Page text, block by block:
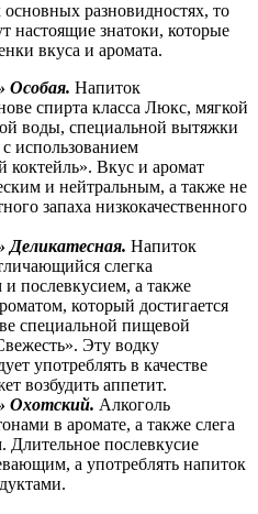
разновидностях, то
настоящие знатоки, которые
вкуса и аромата.
Особая. Напиток
спирта класса Люкс, мягкой
воды, специальной вытяжки
использованием
коктейль». Вкус и аромат
и нейтральным, а также не
запаха низкокачественного
Деликатесная. Напиток
слегка
послевкусием, а также
который достигается
специальной пищевой
Эту водку
употреблять в качестве
возбудить аппетит.
Охотский. Алкоголь
в аромате, а также слега
Длительное послевкусие
а употреблять напиток